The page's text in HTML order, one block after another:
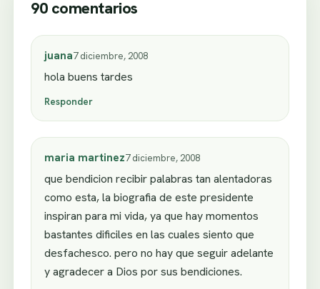
90 comentarios
juana7 diciembre, 2008
hola buens tardes
Responder
maria martinez7 diciembre, 2008
que bendicion recibir palabras tan alentadoras
como esta, la biografia de este presidente
inspiran para mi vida, ya que hay momentos
bastantes dificiles en las cuales siento que
desfachesco. pero no hay que seguir adelante
y agradecer a Dios por sus bendiciones.